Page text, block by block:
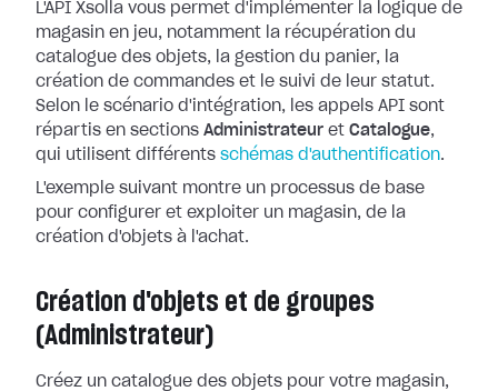
L'API Xsolla vous permet d'implémenter la logique de
magasin en jeu, notamment la récupération du
catalogue des objets, la gestion du panier, la
création de commandes et le suivi de leur statut.
Selon le scénario d'intégration, les appels API sont
répartis en sections Administrateur et Catalogue,
qui utilisent différents schémas d'authentification.
L'exemple suivant montre un processus de base
pour configurer et exploiter un magasin, de la
création d'objets à l'achat.
Création d'objets et de groupes
(Administrateur)
Créez un catalogue des objets pour votre magasin,